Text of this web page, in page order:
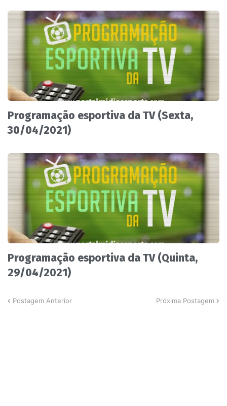
Programação esportiva da TV (Sexta,
30/04/2021)
Programação esportiva da TV (Quinta,
29/04/2021)
Postagem Anterior Próxima Postagem